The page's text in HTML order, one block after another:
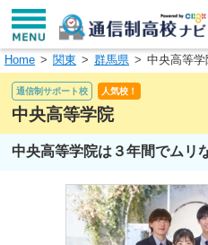
学校名で探す
エリアから探す
エリアを
Home 関東 群馬県 中央高等学
通信制サポート校 人気校！
中央高等学院
中央高等学院は３年間でムリ